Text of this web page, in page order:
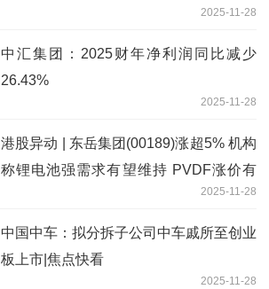
2025-11-28
中汇集团：2025财年净利润同比减少
26.43%
2025-11-28
港股异动 | 东岳集团(00189)涨超5% 机构
称锂电池强需求有望维持 PVDF涨价有
2025-11-28
中国中车：拟分拆子公司中车戚所至创业
板上市|焦点快看
2025-11-28